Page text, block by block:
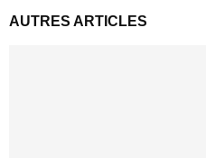
AUTRES ARTICLES